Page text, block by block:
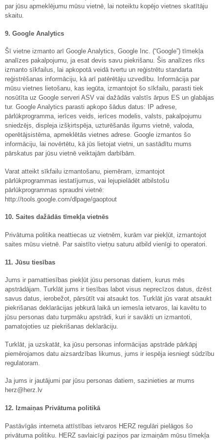
par jūsu apmeklējumu mūsu vietnē, lai noteiktu kopējo vietnes skatītāju
skaitu.
9. Google Analytics
Šī vietne izmanto arī Google Analytics, Google Inc. (“Google”) tīmekļa
analīzes pakalpojumu, ja esat devis savu piekrišanu. Šis analīzes rīks
izmanto sīkfailus, lai apkopotā veidā tvertu un reģistrētu standarta
reģistrēšanas informāciju, kā arī patērētāju uzvedību. Informācija par
mūsu vietnes lietošanu, kas iegūta, izmantojot šo sīkfailu, parasti tiek
nosūtīta uz Google serveri ASV vai dažādās valstīs ārpus ES un glabājas
tur. Google Analytics parasti apkopo šādus datus: IP adrese,
pārlūkprogramma, ierīces veids, ierīces modelis, valsts, pakalpojumu
sniedzējs, displeja izšķirtspēja, uzturēšanās ilgums vietnē, valoda,
operētājsistēma, apmeklētās vietnes adrese. Google izmantos šo
informāciju, lai novērtētu, kā jūs lietojat vietni, un sastādītu mums
pārskatus par jūsu vietnē veiktajām darbībām.
Varat atteikt sīkfailu izmantošanu, piemēram, izmantojot
pārlūkprogrammas iestatījumus, vai lejupielādēt atbilstošu
pārlūkprogrammas spraudni vietnē:
http://tools.google.com/dlpage/gaoptout
10. Saites dažādās tīmekļa vietnēs
Privātuma politika neattiecas uz vietnēm, kurām var piekļūt, izmantojot
saites mūsu vietnē. Par saistīto vietņu saturu atbild vienīgi to operatori.
11. Jūsu tiesības
Jums ir pamattiesības piekļūt jūsu personas datiem, kurus mēs
apstrādājam. Turklāt jums ir tiesības labot visus neprecīzos datus, dzēst
savus datus, ierobežot, pārsūtīt vai atsaukt tos. Turklāt jūs varat atsaukt
piekrišanas deklarācijas jebkurā laikā un iemesla ietvaros, lai kavētu to
jūsu personas datu turpmāku apstrādi, kuri ir savākti un izmantoti,
pamatojoties uz piekrišanas deklarāciju.
Turklāt, ja uzskatāt, ka jūsu personas informācijas apstrāde pārkāpj
piemērojamos datu aizsardzības likumus, jums ir iespēja iesniegt sūdzību
regulatoram.
Ja jums ir jautājumi par jūsu personas datiem, sazinieties ar mums
herz@herz.lv
12. Izmaiņas Privātuma politikā
Pastāvīgās interneta attīstības ietvaros HERZ regulāri pielāgos šo
privātuma politiku. HERZ savlaicīgi paziņos par izmaiņām mūsu tīmekļa